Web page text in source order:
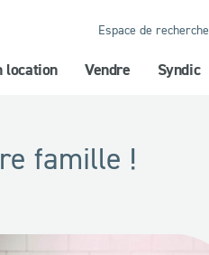
Espace de recherche
location Vendre Syndic
famille !